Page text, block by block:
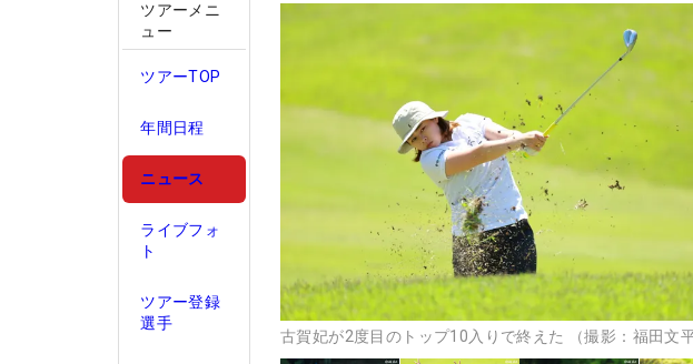
ツアーメニ
ュー
ツアーTOP
年間日程
ニュース
ライブフォ
ト
ツアー登録
選手
古賀妃が2度目のトップ10入りで終えた （撮影：福田文平